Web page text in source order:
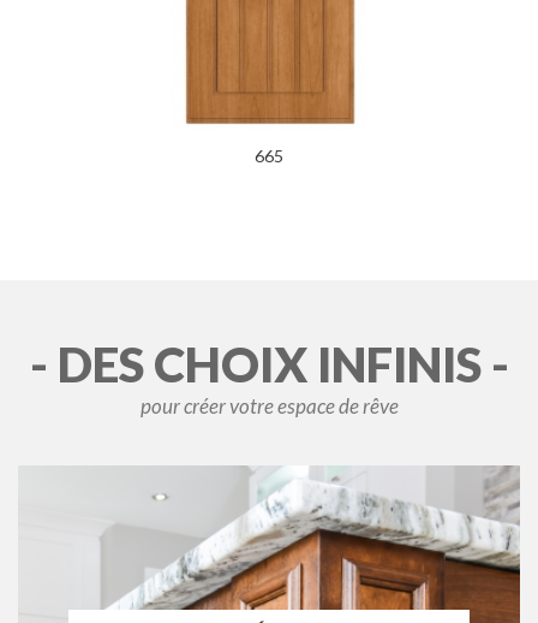
665
- DES CHOIX INFINIS -
pour créer votre espace de rêve